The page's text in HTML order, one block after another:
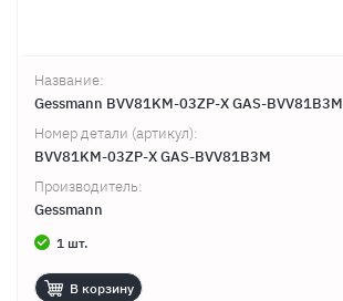
Название:
Gessmann BVV81KM-03ZP-X GAS-BVV81B3M
Номер детали (артикул):
BVV81KM-03ZP-X GAS-BVV81B3M
Производитель:
Gessmann
1 шт.
В корзину